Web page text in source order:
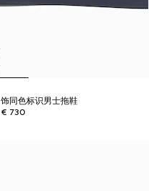
饰同色标识男士拖鞋
€ 730